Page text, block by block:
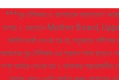
***নূর টেলিকম এ আপনাকে স্বাগতম !
চলছে। এছাড়াও Mother Board,
সার্ভিস চার্জ নেওয়া হয় না, শুধুমাত্র
আমাদের নূর টেলিকম এর প্রধান শাখা
পণ্য অর্ডার নেওয়া হয়। আপনার প্রয়োজনীয়